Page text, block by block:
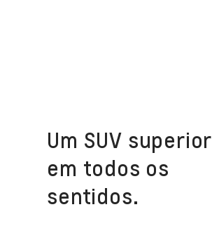
Um SUV superior
em todos os
sentidos.